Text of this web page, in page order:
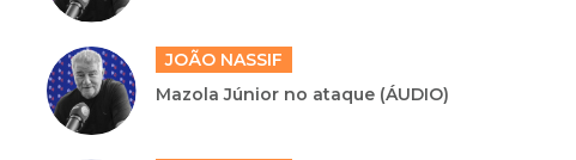
JOÃO NASSIF
Mazola Júnior no ataque (ÁUDIO)